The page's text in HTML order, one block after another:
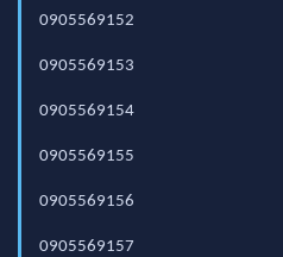
0905569152
0905569153
0905569154
0905569155
0905569156
0905569157